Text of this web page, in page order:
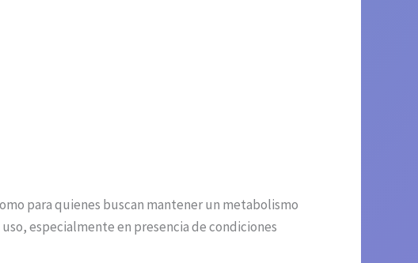
para quienes buscan mantener un metabolismo
especialmente en presencia de condiciones